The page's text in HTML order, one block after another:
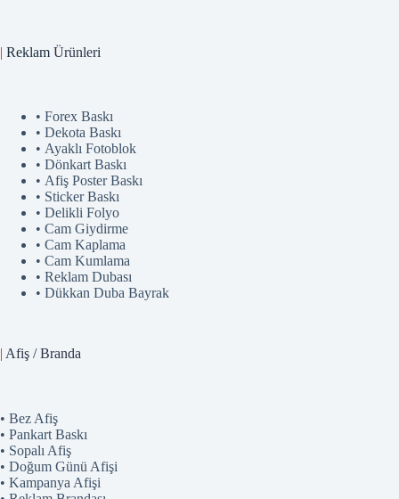
| Reklam Ürünleri
• Forex Baskı
• Dekota Baskı
• Ayaklı Fotoblok
• Dönkart Baskı
• Afiş Poster Baskı
• Sticker Baskı
• Delikli Folyo
• Cam Giydirme
• Cam Kaplama
• Cam Kumlama
• Reklam Dubası
• Dükkan Duba Bayrak
| Afiş / Branda
• Bez Afiş
• Pankart Baskı
• Sopalı Afiş
• Doğum Günü Afişi
• Kampanya Afişi